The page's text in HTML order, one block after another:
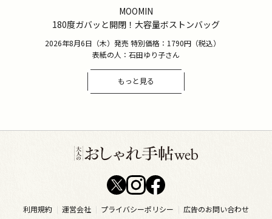
MOOMIN
180度ガバッと開閉！大容量ボストンバッグ
2026年8月6日（木）発売 特別価格：1790円（税込）
表紙の人：石田ゆり子さん
もっと見る
利用規約 運営会社 プライバシーポリシー 広告のお問い合わせ